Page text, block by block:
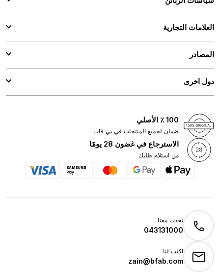
العلامات التجارية
المصادر
دول اخرى
100 ٪ الأصلي
ضمان لجميع المنتجات في بي فاب
الاسترجاع في غضون 28 يومًا
من استلام طلبك
تحدث معنا
043131000
اكتب لنا
zain@bfab.com